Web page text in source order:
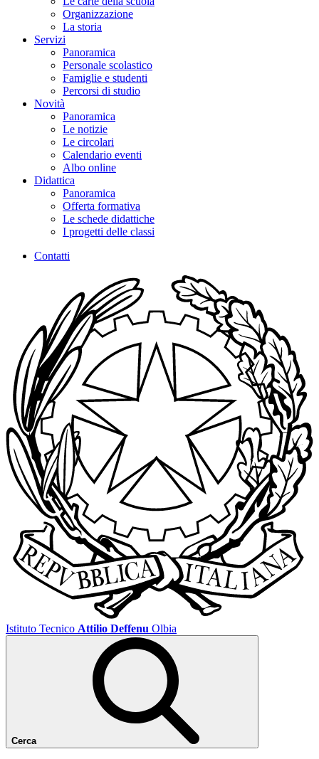
Organizzazione
La storia
Servizi
Panoramica
Personale scolastico
Famiglie e studenti
Percorsi di studio
Novità
Panoramica
Le notizie
Le circolari
Calendario eventi
Albo online
Didattica
Panoramica
Offerta formativa
Le schede didattiche
I progetti delle classi
Contatti
Istituto Tecnico Attilio Deffenu Olbia
Cerca